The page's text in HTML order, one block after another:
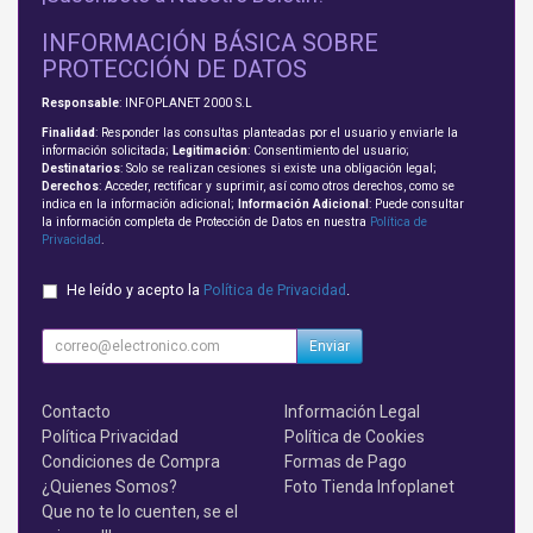
INFORMACIÓN BÁSICA SOBRE
PROTECCIÓN DE DATOS
Responsable: INFOPLANET 2000 S.L
Finalidad: Responder las consultas planteadas por el usuario y enviarle la
información solicitada; Legitimación: Consentimiento del usuario;
Destinatarios: Solo se realizan cesiones si existe una obligación legal;
Derechos: Acceder, rectificar y suprimir, así como otros derechos, como se
indica en la información adicional;
Información Adicional : Puede consultar
la información completa de Protección de Datos en nuestra Política de
Privacidad
He leído y acepto la Política de Privacidad
Enviar
Contacto
Información Legal
Política Privacidad
Política de Cookies
Condiciones de Compra
Formas de Pago
¿Quienes Somos?
Foto Tienda Infoplanet
Que no te lo cuenten, se el